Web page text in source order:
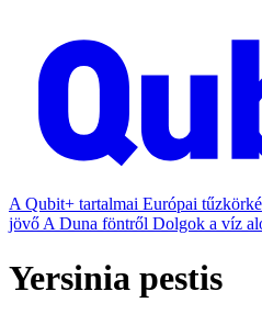
A Qubit+ tartalmai Európai
jövő A Duna föntről Dolgok a víz
Yersinia pestis